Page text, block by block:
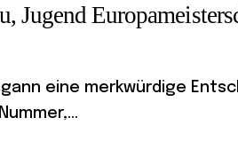
Jugend
eine merkwürdige